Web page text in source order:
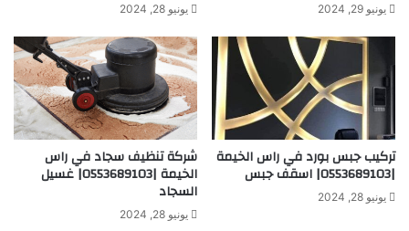
يونيو 29, 2024 يونيو 28, 2024
تركيب جبس بورد في راس الخيمة
|0553689103| اسقف جبس
يونيو 28, 2024
شركة تنظيف سجاد في راس
الخيمة |0553689103| غسيل
السجاد
يونيو 28, 2024